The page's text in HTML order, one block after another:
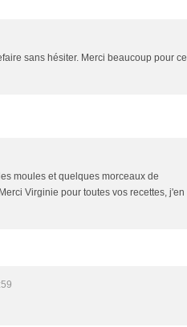
sans hésiter. Merci beaucoup pour ce
moules et quelques morceaux de
Virginie pour toutes vos recettes, j'en